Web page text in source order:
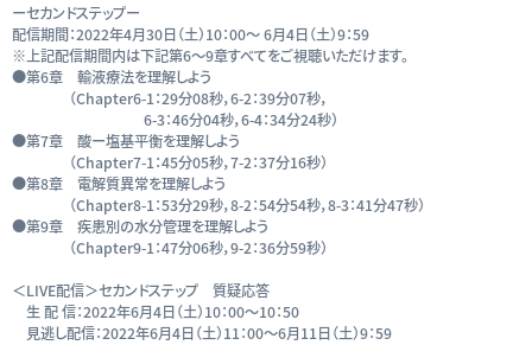
ーセカンドステップー
配信期間：2022年4月30日（土）10：00～ 6月4日（土）9：59
※上記配信期間内は下記第6～9章すべてをご視聴いただけます。
●第6章 輸液療法を理解しよう
（Chapter6-1：29分08秒，6-2：39分07秒，
6-3：46分04秒，6-4：34分24秒）
●第7章 酸ー塩基平衡を理解しよう
（Chapter7-1：45分05秒，7-2：37分16秒）
●第8章 電解質異常を理解しよう
（Chapter8-1：53分29秒，8-2：54分54秒，8-3：41分47秒）
●第9章 疾患別の水分管理を理解しよう
（Chapter9-1：47分06秒，9-2：36分59秒）
＜LIVE配信＞セカンドステップ 質疑応答
生 配 信：2022年6月4日（土）10：00～10：50
見逃し配信：2022年6月4日（土）11：00～6月11日（土）9：59